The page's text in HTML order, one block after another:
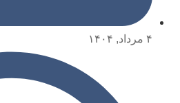
۴ مرداد, ۱۴۰۴